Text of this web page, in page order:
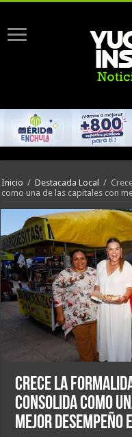
Inicio / Destacada Local /
como una de las capitales con
Crece la
consolida como
mejor desempeño